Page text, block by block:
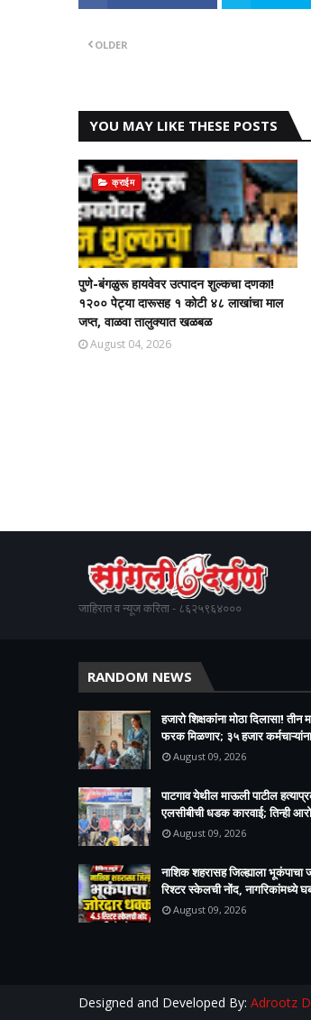
OLDER
YOU MAY LIKE THESE POSTS
क्राईम
पुणे-बंगळुरू हायवेवर उत्पादन शुल्कचा दणका!
१२०० पेट्या दारूसह १ कोटी ४८ लाखांचा माल
जप्त, वाळवा तालुक्यात खळबळ
August 04, 2026
जाहिरात व न्यूज करिता - ८६२५९६४०००
RANDOM NEWS
हजारो शिक्षकांना मोठा दिलासा! तीन
फरक मिळणार; ३५ हजार
August 09, 2026
पाटगाव येथील माऊली पाटील
एलसीबीची धडक कारवाई; तिन्ही
August 09, 2026
नाशिक शहरासह जिल्ह्याला भूकंपाचा
रिश्टर स्केलची नोंद, नागरिकांमध्ये
August 09, 2026
Designed and Developed By: Adrootz